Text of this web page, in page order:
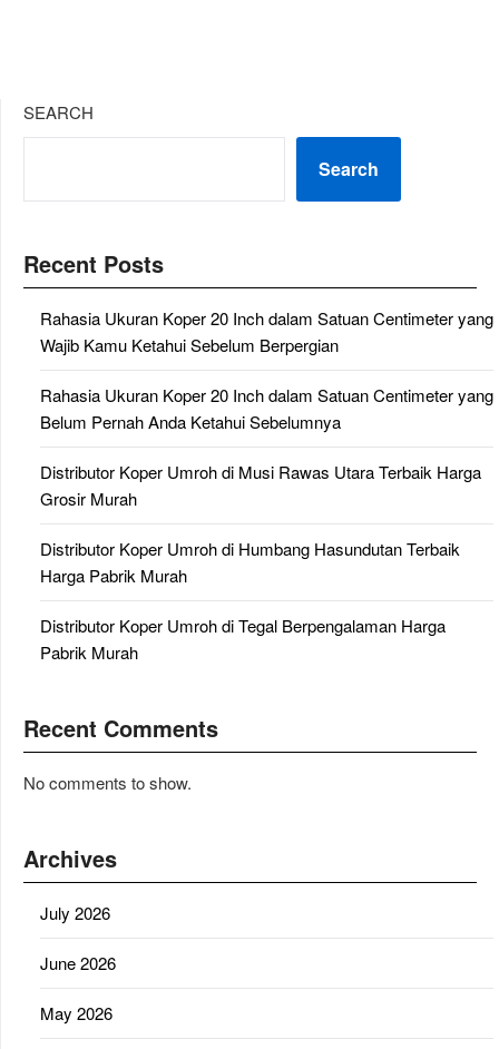
SEARCH
Search
Recent Posts
Rahasia Ukuran Koper 20 Inch dalam Satuan Centimeter yang
Wajib Kamu Ketahui Sebelum Berpergian
Rahasia Ukuran Koper 20 Inch dalam Satuan Centimeter yang
Belum Pernah Anda Ketahui Sebelumnya
Distributor Koper Umroh di Musi Rawas Utara Terbaik Harga
Grosir Murah
Distributor Koper Umroh di Humbang Hasundutan Terbaik
Harga Pabrik Murah
Distributor Koper Umroh di Tegal Berpengalaman Harga
Pabrik Murah
Recent Comments
No comments to show.
Archives
July 2026
June 2026
May 2026